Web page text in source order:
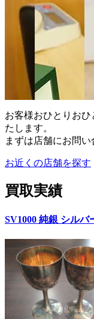
お客様おひとりお
たします。
まずは店舗にお問
お近くの店舗を探す
買取実績
SV1000 純銀 シルバ